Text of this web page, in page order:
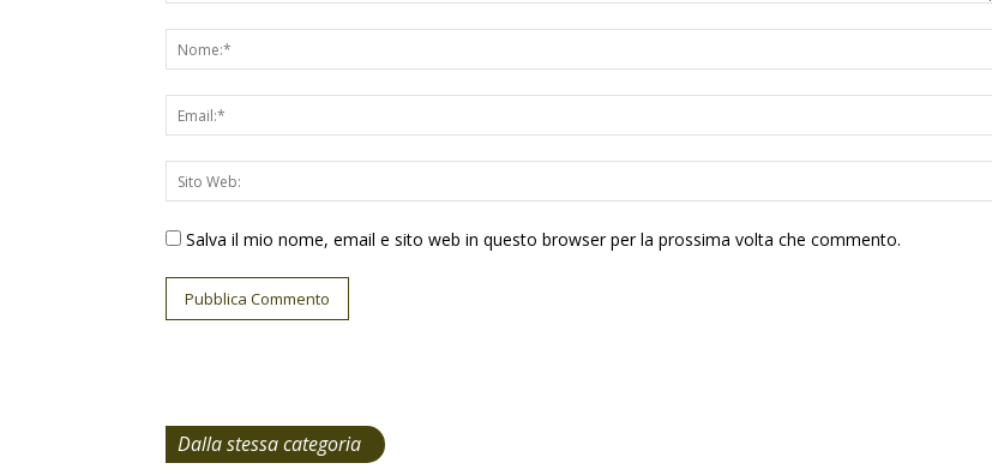
Salva il mio nome, email e sito web in questo browser per la prossima volta che commento.
Dalla stessa categoria